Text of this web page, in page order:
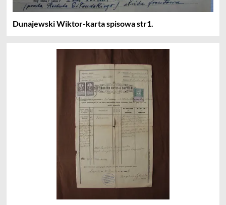
Dunajewski Wiktor-karta spisowa str1.